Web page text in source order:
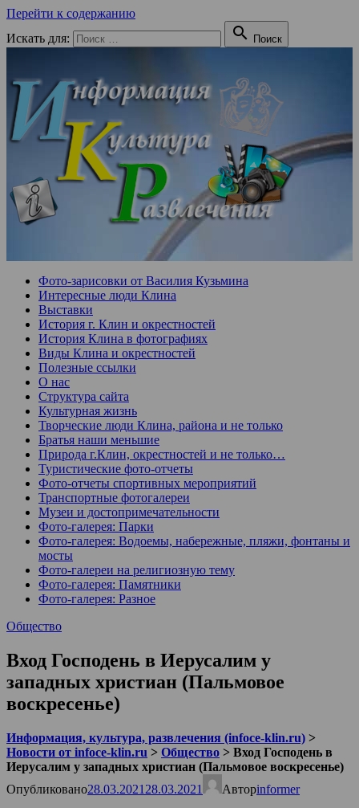
Перейти к содержанию
Искать для:
 Поиск
Фото-зарисовки от Василия Кузьмина
Интересные люди Клина
Выставки
История г. Клин и окрестностей
История Клина в фотографиях
Виды Клина и окрестностей
Полезные ссылки
О нас
Структура сайта
Культурная жизнь
Творческие люди Клина, района и не только
Братья наши меньшие
Природа г.Клин, окрестностей и не только…
Туристические фото-отчеты
Фото-отчеты спортивных мероприятий
Транспортные фотогалереи
Музеи и достопримечательности
Фото-галерея: Парки
Фото-галерея: Водоемы, набережные, пляжи, фонтаны и
мосты
Фото-галереи на религиозную тему
Фото-галерея: Памятники
Фото-галерея: Разное
Общество
Вход Господень в Иерусалим у
западных христиан (Пальмовое
воскресенье)
Информация, культура, развлечения (infoce-klin.ru) >
Новости от infoce-klin.ru > Общество > Вход Господень в
Иерусалим у западных христиан (Пальмовое воскресенье)
Опубликовано28.03.2021 28.03.2021 Авторinformer